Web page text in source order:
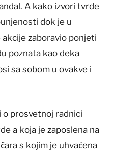
A kako izvori tvrde
dok je u
akcije zaboravio ponjeti
poznata kao deka
sa sobom u ovakve i
o prosvetnoj radnici
a koja je zaposlena na
s kojim je uhvaćena